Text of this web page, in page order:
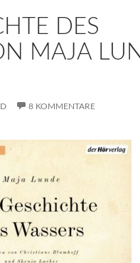
DES
MAJA
8 KOMMENTARE